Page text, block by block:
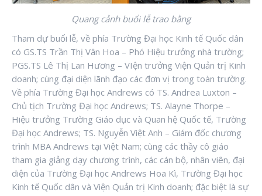
Quang cảnh buổi lễ trao bằng
Tham dự buổi lễ, về phía Trường Đại học Kinh tế Quốc dân
có GS.TS Trần Thị Vân Hoa – Phó Hiệu trưởng nhà trường;
PGS.TS Lê Thị Lan Hương – VIện trưởng Viện Quản trị Kinh
doanh; cùng đại diện lãnh đạo các đơn vị trong toàn trường.
Về phía Trường Đại học Andrews có TS. Andrea Luxton –
Chủ tịch Trường Đại học Andrews; TS. Alayne Thorpe –
Hiệu trưởng Trường Giáo dục và Quan hệ Quốc tế, Trường
Đại học Andrews; TS. Nguyễn Việt Anh – Giám đốc chương
trình MBA Andrews tại Việt Nam; cùng các thầy cô giáo
tham gia giảng dạy chương trình, các cán bộ, nhân viên, đại
diện của Trường Đại học Andrews Hoa Kì, Trường Đại học
Kinh tế Quốc dân và Viện Quản trị Kinh doanh; đặc biệt là sự